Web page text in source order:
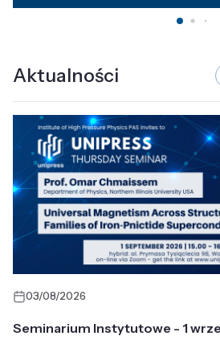
Aktualności
03/08/2026
Seminarium Instytutowe - 1